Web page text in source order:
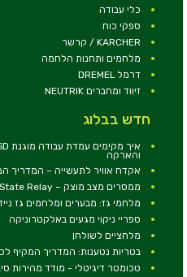
כלי עבודה
ספקי כוח
KARCHER / קרשר
מלחמים ותחנות הלחמה
דרמל DREMEL
זיווד ומחברים NEUTRIK
חדש בבלוג
והארקה
אקדח אוויר לתעשייה – המדריך
ממסרים מצב מוצק – Solid State Relay
מלחמי גז: מבערים ומלחמים גז
ספריי ניקוי מגעים באלקטרוניקה
מלחציים לשולחן
בטריות נטענות: המדריך המקיף
טכומטר דיגיטלי - מודד מהירות